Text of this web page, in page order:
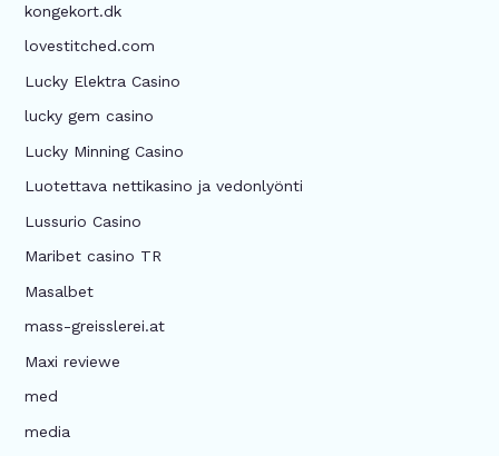
kongekort.dk
lovestitched.com
Lucky Elektra Casino
lucky gem casino
Lucky Minning Casino
Luotettava nettikasino ja vedonlyönti
Lussurio Casino
Maribet casino TR
Masalbet
mass-greisslerei.at
Maxi reviewe
med
media